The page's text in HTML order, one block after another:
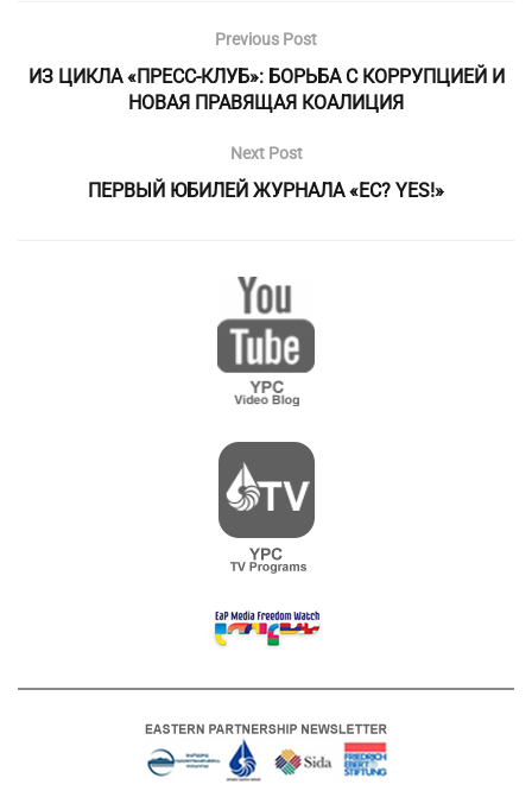
Previous Post
ИЗ ЦИКЛА «ПРЕСС-КЛУБ»: БОРЬБА С КОРРУПЦИЕЙ И
НОВАЯ ПРАВЯЩАЯ КОАЛИЦИЯ
Next Post
ПЕРВЫЙ ЮБИЛЕЙ ЖУРНАЛА «ЕС? YES!»